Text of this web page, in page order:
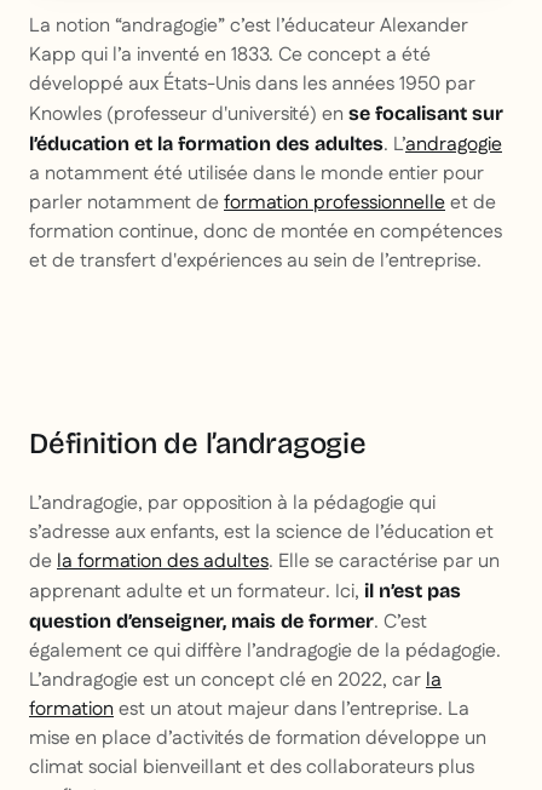
La notion “andragogie” c’est l’éducateur Alexander
Kapp qui l’a inventé en 1833. Ce concept a été
développé aux États-Unis dans les années 1950 par
Knowles (professeur d'université) en se focalisant sur
l’éducation et la formation des adultes. L’andragogie
a notamment été utilisée dans le monde entier pour
parler notamment deformation professionnelleet de
formation continue, donc de montée en compétences
et de transfert d'expériences au sein de l’entreprise.
Définition de l’andragogie
L’andragogie, par opposition à la pédagogie qui
s’adresse aux enfants, est la science de l’éducation et
dela formation des adultes. Elle se caractérise par un
apprenant adulte et un formateur. Ici, il n’est pas
question d’enseigner, mais de former. C’est
également ce qui diffère l’andragogie de la pédagogie.
L’andragogie est un concept clé en 2022, carla
formationest un atout majeur dans l’entreprise. La
mise en place d’activités de formation développe un
climat social bienveillant et des collaborateurs plus